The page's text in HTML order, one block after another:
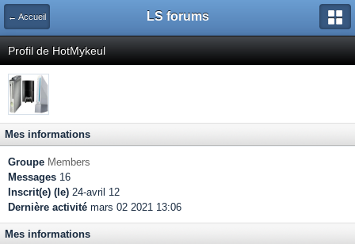
← Accueil LS forums
Profil de HotMykeul
Mes informations
Groupe Members
Messages 16
Inscrit(e) (le) 24-avril 12
Dernière activité mars 02 2021 13:06
Mes informations